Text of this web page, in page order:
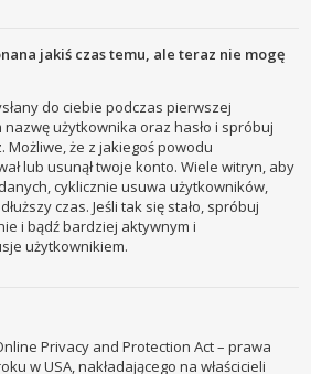
jakiś czas temu, ale teraz nie mogę
do ciebie podczas pierwszej
użytkownika oraz hasło i spróbuj
Możliwe, że z jakiegoś powodu
lub usunął twoje konto. Wiele witryn, aby
cyklicznie usuwa użytkowników,
czas. Jeśli tak się stało, spróbuj
i bądź bardziej aktywnym i
użytkownikiem.
Privacy and Protection Act – prawa
w USA, nakładającego na właścicieli